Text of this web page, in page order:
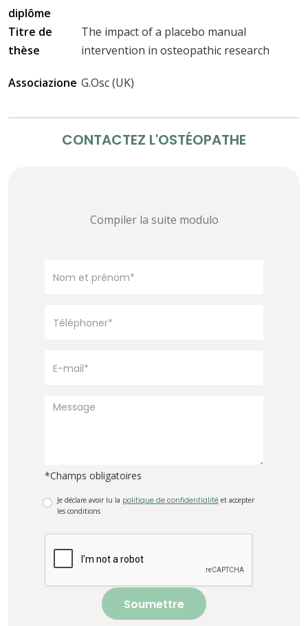
diplôme
Titre de
thèse
The impact of a placebo manual
intervention in osteopathic research
Associazione G.Osc (UK)
CONTACTEZ L'OSTÉOPATHE
Compiler la suite modulo
*Champs obligatoires
Je déclare avoir lu la politique de confidentialité et accepter
les conditions
Soumettre